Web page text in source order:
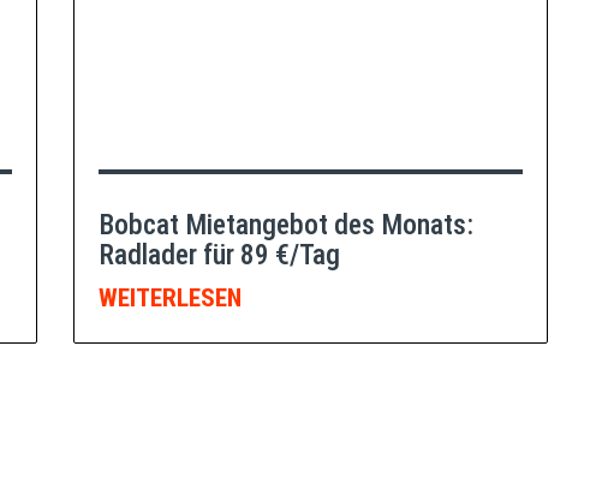
Bobcat Mietangebot des Monats:
Radlader für 89 €/Tag
WEITERLESEN